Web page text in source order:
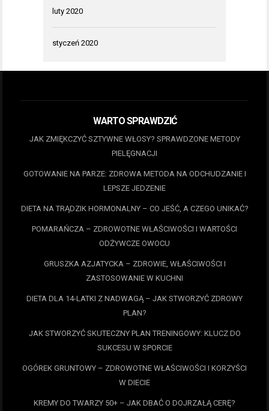
luty 2020
styczeń 2020
WARTO SPRAWDZIĆ
JAK ZMIĘKCZYĆ SZTYWNE WŁOSY? SPRAWDZONE METODY
PIELĘGNACJI
GOTOWANIE NA PARZE: ZDROWA METODA NA ODCHUDZANIE I
LEPSZE JEDZENIE
DIETA NA TRĄDZIK HORMONALNY – CO JEŚĆ, A CZEGO UNIKAĆ?
POMARAŃCZA – ZDROWOTNE WŁAŚCIWOŚCI I WARTOŚCI
ODŻYWCZE OWOCU
GRUSZKA AZJATYCKA – ZDROWIE, WŁAŚCIWOŚCI I
ZASTOSOWANIE W KUCHNI
DIETA DLA 14-LATKI Z NADWAGĄ – JAK STWORZYĆ ZDROWY
PLAN?
JAK STWORZYĆ SKUTECZNY PLAN TRENINGOWY: KLUCZ DO
SUKCESU W SPORCIE
OGÓREK GRUNTOWY – ZDROWOTNE WŁAŚCIWOŚCI I KORZYŚCI
W DIECIE
KREMY DO TWARZY 50+ – JAK DBAĆ O DOJRZAŁĄ CERĘ?